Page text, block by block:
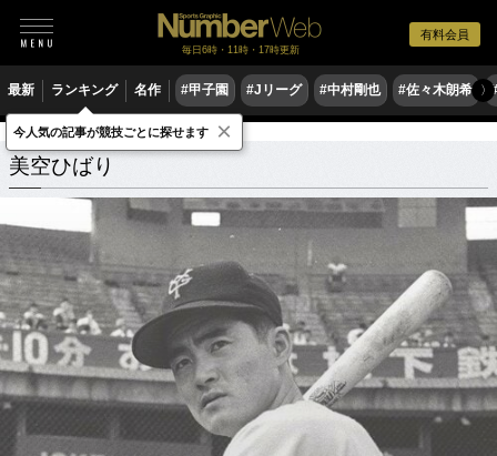
有料会員
毎日6時・11時・17時更新
最新 ランキング 名作 #甲子園 #Jリーグ #中村剛也 #佐々木朗希 〉
美空ひばり 関連記事
美空ひばり
今人気の記事が競技ごとに探せます ×